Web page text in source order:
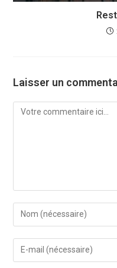
Laisser un